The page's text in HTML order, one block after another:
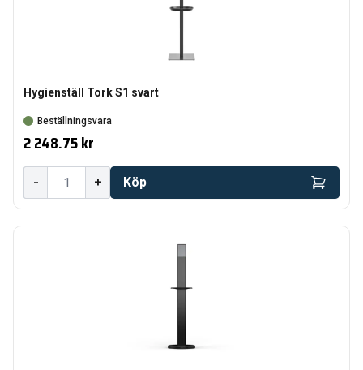
Hygienställ Tork S1 svart
Beställningsvara
2 248.75 kr
- + Köp